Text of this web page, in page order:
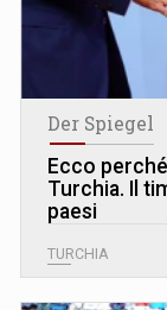
Der Spiegel
Ecco
Turchia. Il
paesi
TURCHIA